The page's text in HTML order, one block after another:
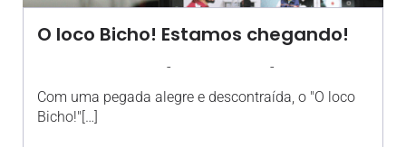
O loco Bicho! Estamos chegando!
- -
Com uma pegada alegre e descontraída, o "O loco
Bicho!"[…]